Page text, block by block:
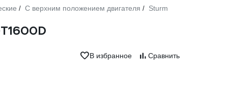
/ С верхним положением двигателя / Sturm
В избранное Сравнить